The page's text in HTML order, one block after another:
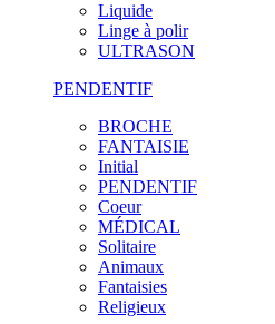
Liquide
Linge à polir
ULTRASON
PENDENTIF
BROCHE
FANTAISIE
Initial
PENDENTIF
Coeur
MÉDICAL
Solitaire
Animaux
Fantaisies
Religieux